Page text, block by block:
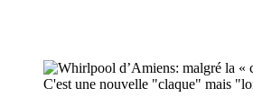
C'est une nouvelle "claque" mais